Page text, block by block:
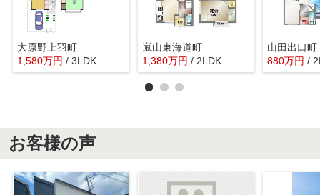
大原野上羽町
1,580万円 / 3LDK
嵐山東海道町
1,380万円 / 2LDK
山田出口町
880万円 /
お客様の声